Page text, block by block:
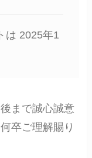
は 2025年1
まで誠心誠意
卒ご理解賜り